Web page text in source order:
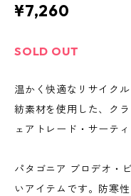
¥7,260
SOLD OUT
温かく快適なリサイク
紡素材を使用した、ク
ェアトレード・サーテ
パタゴニア ブロデオ・
いアイテムです。防寒